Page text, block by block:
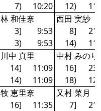
7)
10:20 12)
林 和佳奈
西田 実紗
3]
9:53 8]
3)
9:53 14)
川中 真里
中村 みのり
14]
11:09 16]
14)
11:09 18)
牧 恵里奈
又村 菜月
16]
11:35 7]